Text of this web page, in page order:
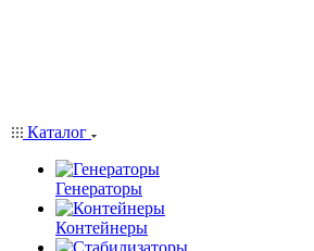
Каталог
Генераторы
Контейнеры